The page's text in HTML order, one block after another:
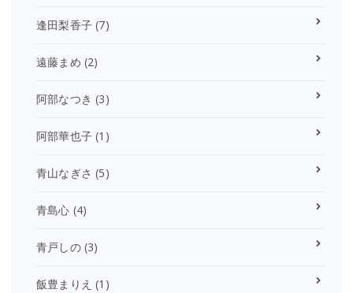
逢田梨香子 (7)
遠藤まめ (2)
阿部なつき (3)
阿部華也子 (1)
青山なぎさ (5)
青島心 (4)
青戸しの(3)
飯豊まりえ (1)